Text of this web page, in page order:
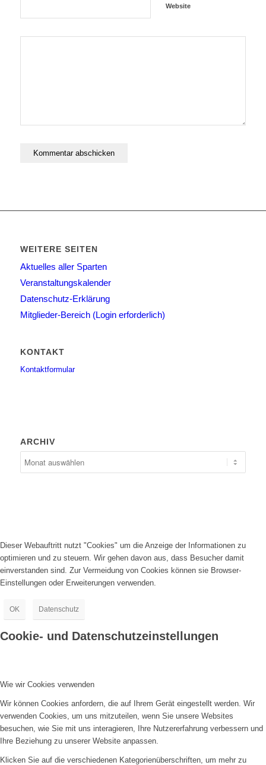
Website
WEITERE SEITEN
Aktuelles aller Sparten
Veranstaltungskalender
Datenschutz-Erklärung
Mitglieder-Bereich (Login erforderlich)
KONTAKT
Kontaktformular
ARCHIV
Dieser Webauftritt nutzt "Cookies" um die Anzeige der Informationen zu
optimieren und zu steuern. Wir gehen davon aus, dass Besucher damit
einverstanden sind. Zur Vermeidung von Cookies können sie Browser-
Einstellungen oder Erweiterungen verwenden.
OK Datenschutz
Cookie- und Datenschutzeinstellungen
Wie wir Cookies verwenden
Wir können Cookies anfordern, die auf Ihrem Gerät eingestellt werden. Wir
verwenden Cookies, um uns mitzuteilen, wenn Sie unsere Websites
besuchen, wie Sie mit uns interagieren, Ihre Nutzererfahrung verbessern und
Ihre Beziehung zu unserer Website anpassen.
Klicken Sie auf die verschiedenen Kategorienüberschriften, um mehr zu